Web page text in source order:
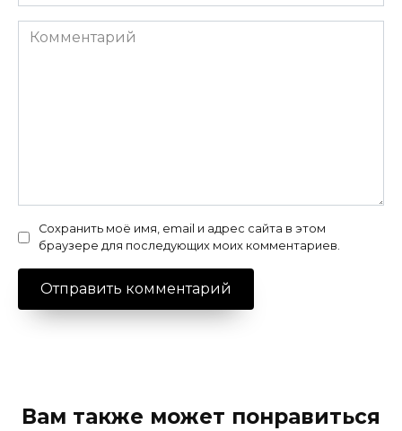
Комментарий
Сохранить моё имя, email и адрес сайта в этом
браузере для последующих моих комментариев.
Вам также может понравиться